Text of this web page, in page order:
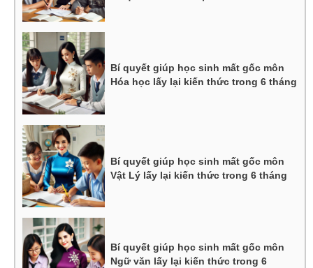
Bí quyết giúp học sinh mất gốc môn
Hóa học lấy lại kiến thức trong 6 tháng
Bí quyết giúp học sinh mất gốc môn
Vật Lý lấy lại kiến thức trong 6 tháng
Bí quyết giúp học sinh mất gốc môn
Ngữ văn lấy lại kiến thức trong 6